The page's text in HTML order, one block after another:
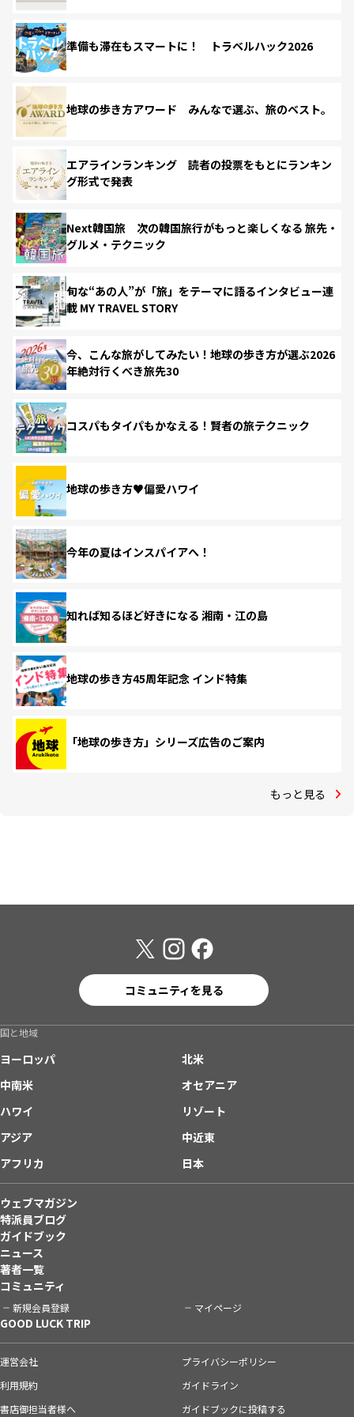
準備も滞在もスマートに！ トラベルハック2026
地球の歩き方アワード みんなで選ぶ、旅のベスト。
エアラインランキング 読者の投票をもとにランキン
グ形式で発表
Next韓国旅 次の韓国旅行がもっと楽しくなる 旅先・
グルメ・テクニック
旬な“あの人”が「旅」をテーマに語るインタビュー連
載 MY TRAVEL STORY
今、こんな旅がしてみたい！地球の歩き方が選ぶ2026
年絶対行くべき旅先30
コスパもタイパもかなえる！賢者の旅テクニック
地球の歩き方♥偏愛ハワイ
今年の夏はインスパイアへ！
知れば知るほど好きになる 湘南・江の島
地球の歩き方45周年記念 インド特集
「地球の歩き方」シリーズ広告のご案内
もっと見る
コミュニティを見る
国と地域
ヨーロッパ
北米
中南米
オセアニア
ハワイ
リゾート
アジア
中近東
アフリカ
日本
ウェブマガジン
特派員ブログ
ガイドブック
ニュース
著者一覧
コミュニティ
新規会員登録 マイページ
GOOD LUCK TRIP
運営会社
プライバシーポリシー
利用規約
ガイドライン
書店御担当者様へ
ガイドブックに投稿する